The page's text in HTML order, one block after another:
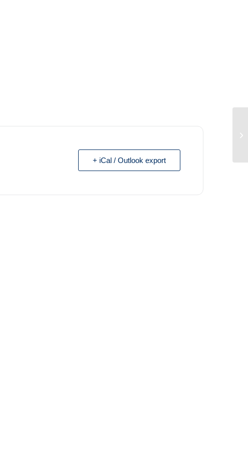
+ iCal / Outlook export